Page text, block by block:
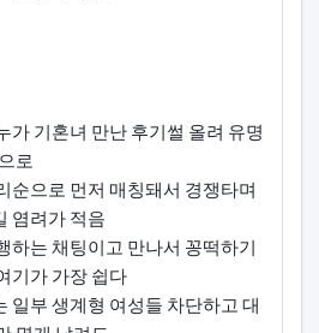
가 기혼녀 만난 후기썰 올려 유명
로
순으로 먼저 매칭돼서 경쟁타며
염려가 적음
하는 채팅이고 만나서 꽁떡하기
기가 가장 쉽다
일부 생계형 여성들 차단하고 대